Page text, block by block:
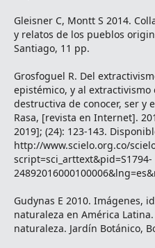
Gleisner C, Montt S 2014.
y relatos de los pueblos
Santiago, 11 pp.
Grosfoguel R. Del
epistémico, y al
destructiva de conocer, ser y
Rasa, [revista en Internet].
2019]; (24): 123-143.
http://www.scielo.org.co/
script=sci_arttext&pid=S1794-
Gudynas E 2010. Imágenes,
naturaleza en América
naturaleza. Jardín Botánico,